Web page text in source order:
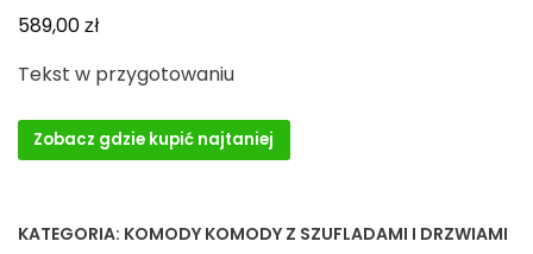
589,00zł
Tekst w przygotowaniu
Zobacz gdzie kupić najtaniej
KATEGORIA: KOMODY KOMODY Z SZUFLADAMI I DRZWIAMI